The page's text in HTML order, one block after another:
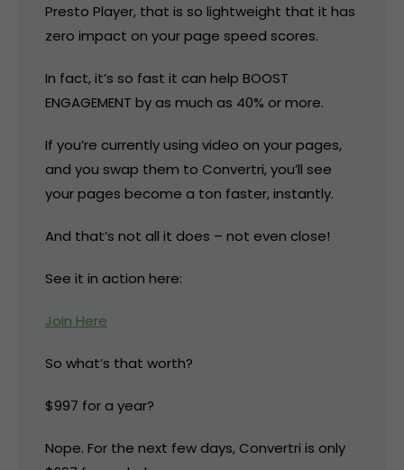
Presto Player, that is so lightweight that it has
zero impact on your page speed scores.
In fact, it’s so fast it can help BOOST
ENGAGEMENT by as much as 40% or more.
If you’re currently using video on your pages,
and you swap them to Convertri, you’ll see
your pages become a ton faster, instantly.
And that’s not all it does – not even close!
See it in action here:
Join Here
So what’s that worth?
$997 for a year?
Nope. For the next few days, Convertri is only